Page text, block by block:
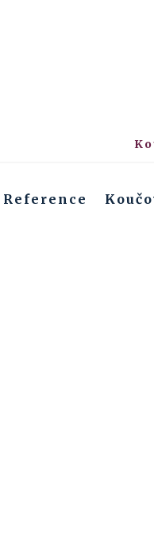
Reference